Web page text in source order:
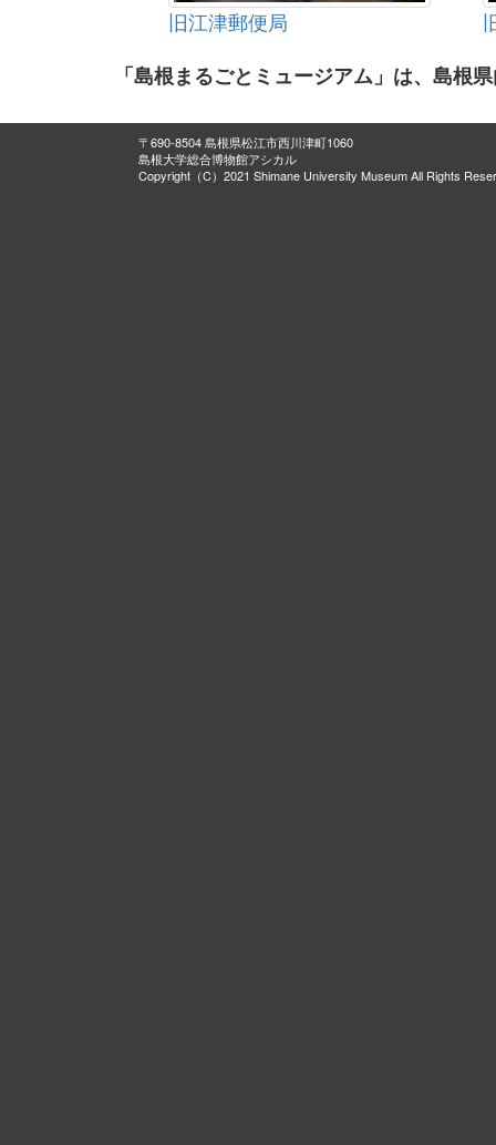
旧江津郵便局
「島根まるごとミュージアム」は、島根
〒690-8504 島根県松江市西川津町1060
島根大学総合博物館アシカル
Copyright（C）2021 Shimane University Museum All Rights